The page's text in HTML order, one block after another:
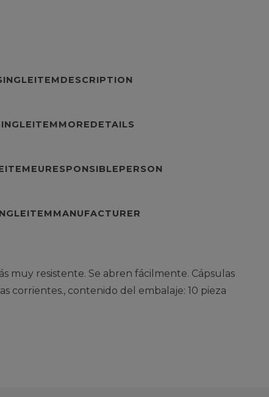
muy resistente. Se abren fácilmente. Cápsulas
corrientes., contenido del embalaje: 10 pieza